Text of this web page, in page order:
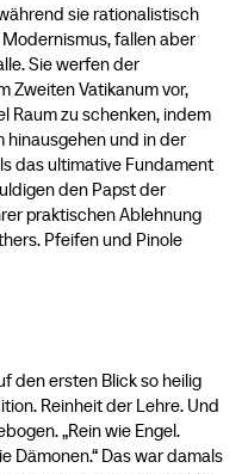
sie rationalistisch
fallen aber
Sie werfen der
Zweiten Vatikanum vor,
Raum zu schenken, indem
hinausgehen und in der
das ultimative Fundament
den Papst der
praktischen Ablehnung
Pfeifen und Pinole
den ersten Blick so heilig
Reinheit der Lehre. Und
„Rein wie Engel.
Dämonen.“ Das war damals